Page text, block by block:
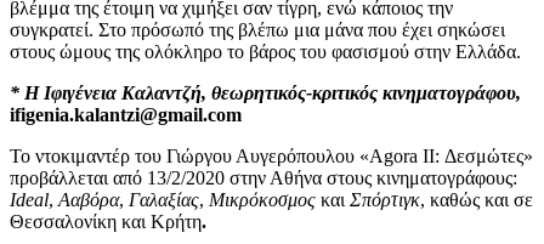
βλέμμα της έτοιμη να χιμήξει σαν τίγρη, ενώ κάποιος την
συγκρατεί. Στο πρόσωπό της βλέπω μια μάνα που έχει σηκώσει
στους ώμους της ολόκληρο το βάρος του φασισμού στην Ελλάδα.
* Η Ιφιγένεια Καλαντζή, θεωρητικός-κριτικός κινηματογράφου,
ifigenia.kalantzi@gmail.com
Το ντοκιμαντέρ του Γιώργου Αυγερόπουλου «Agora II: Δεσμώτες»
προβάλλεται από 13/2/2020 στην Αθήνα στους κινηματογράφους:
Ideal, Ααβόρα, Γαλαξίας, Μικρόκοσμος και Σπόρτιγκ, καθώς και σε
Θεσσαλονίκη και Κρήτη.